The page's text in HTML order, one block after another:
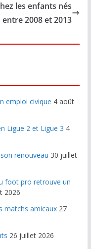
les enfants nés
entre 2008 et 2013
emploi civique 4 août
Ligue 2 et Ligue 3 4
renouveau 30 juillet
foot pro retrouve un
2026
matchs amicaux 27
26 juillet 2026